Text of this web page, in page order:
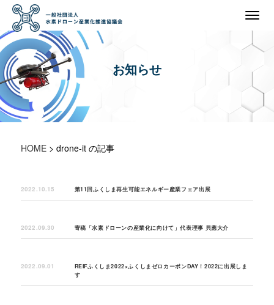
お知らせ
HOME > drone-it の記事
2022.10.15 第11回ふくしま再生可能エネルギー産業フェア出展
2022.09.30 寄稿「水素ドローンの産業化に向けて」代表理事 貝應大介
2022.09.01
REIFふくしま2022×ふくしまゼロカーボンDAY！2022に出展しま
す